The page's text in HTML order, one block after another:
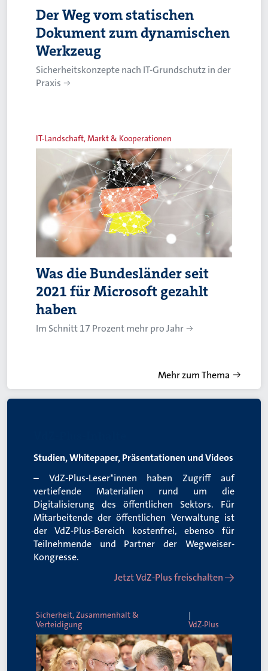
Der Weg vom statischen
Dokument zum dynamischen
Werkzeug
Sicherheitskonzepte nach IT-Grundschutz in der
Praxis
IT-Landschaft, Markt & Kooperationen
Was die Bundesländer seit
2021 für Microsoft gezahlt
haben
Im Schnitt 17 Prozent mehr pro Jahr
Mehr zum Thema
Studien, Whitepaper, Präsentationen und Videos
– VdZ-Plus-Leser*innen haben Zugriff auf
vertiefende Materialien rund um die
Digitalisierung des öffentlichen Sektors. Für
Mitarbeitende der öffentlichen Verwaltung ist
der VdZ-Plus-Bereich kostenfrei, ebenso für
Teilnehmende und Partner der Wegweiser-
Kongresse.
Jetzt VdZ-Plus freischalten →
Sicherheit, Zusammenhalt &
Verteidigung
VdZ-Plus